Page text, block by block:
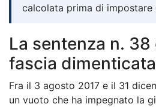
calcolata prima di impostare
La sentenza n.
fascia dimenticata
Fra il 3 agosto 2017 e il 31
un vuoto che ha impegnato la